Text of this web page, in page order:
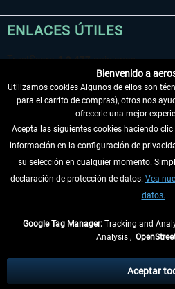
ENLACES ÚTILES
DESISTIR DEL CONTRATO
INFORMACIÓN
tasas de recepción si no se
** De aplicación a envíos dentro de
Bienvenido a
Utilizamos cookies Algunos de ellos son
para el carrito de compras), otros nos
ofrecerle una mejor
Acepta las siguientes cookies haciendo
información en la configuración de
su selección en cualquier momento.
declaración de protección de datos. Vea
datos.
Google Tag Manager: Tracking and
Analysis ,
Aceptar